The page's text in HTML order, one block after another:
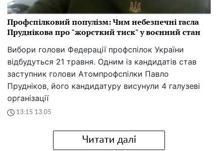
Профспілковий популізм: Чим небезпечні гасла
Пруднікова про "жорсткий тиск" у воєнний стан
Вибори голови Федерації профспілок України
відбудуться 21 травня. Одним із кандидатів став
заступник голови Атомпрофспілки Павло
Прудніков, його кандидатуру висунули 4 галузеві
організації
13:15 13.05
Читати далі